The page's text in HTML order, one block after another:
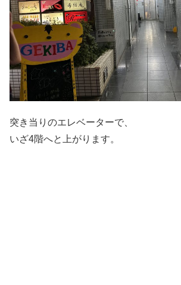
突き当りのエレベーターで、
いざ4階へと上がります。